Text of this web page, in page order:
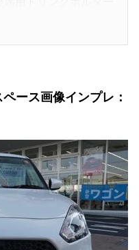
ックポケット
ース画像インプレ：